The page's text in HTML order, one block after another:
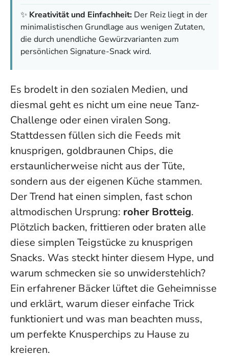
✨ Kreativität und Einfachheit: Der Reiz liegt in der
minimalistischen Grundlage aus wenigen Zutaten,
die durch unendliche Gewürzvarianten zum
persönlichen Signature-Snack wird.
Es brodelt in den sozialen Medien, und
diesmal geht es nicht um eine neue Tanz-
Challenge oder einen viralen Song.
Stattdessen füllen sich die Feeds mit
knusprigen, goldbraunen Chips, die
erstaunlicherweise nicht aus der Tüte,
sondern aus der eigenen Küche stammen.
Der Trend hat einen simplen, fast schon
altmodischen Ursprung: roher Brotteig.
Plötzlich backen, frittieren oder braten alle
diese simplen Teigstücke zu knusprigen
Snacks. Was steckt hinter diesem Hype, und
warum schmecken sie so unwiderstehlich?
Ein erfahrener Bäcker lüftet die Geheimnisse
und erklärt, warum dieser einfache Trick
funktioniert und was man beachten muss,
um perfekte Knusperchips zu Hause zu
kreieren.